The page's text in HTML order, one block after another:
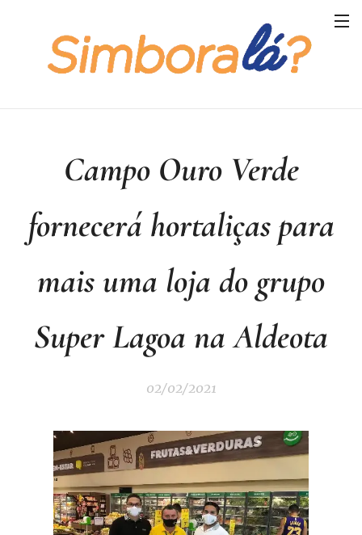
Campo Ouro Verde
fornecerá hortaliças para
mais uma loja do grupo
Super Lagoa na Aldeota
02/02/2021